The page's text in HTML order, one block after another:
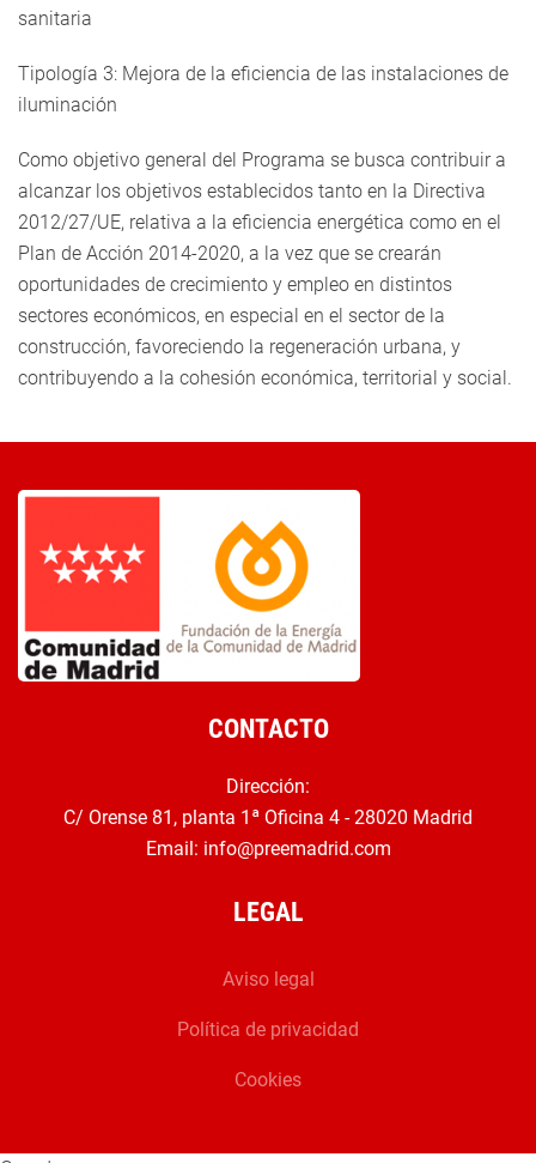
sanitaria
Tipología 3: Mejora de la eficiencia de las instalaciones de
iluminación
Como objetivo general del Programa se busca contribuir a
alcanzar los objetivos establecidos tanto en la Directiva
2012/27/UE, relativa a la eficiencia energética como en el
Plan de Acción 2014-2020, a la vez que se crearán
oportunidades de crecimiento y empleo en distintos
sectores económicos, en especial en el sector de la
construcción, favoreciendo la regeneración urbana, y
contribuyendo a la cohesión económica, territorial y social.
CONTACTO
Dirección:
C/ Orense 81, planta 1ª Oficina 4 - 28020 Madrid
Email: info@preemadrid.com
LEGAL
Aviso legal
Política de privacidad
Cookies